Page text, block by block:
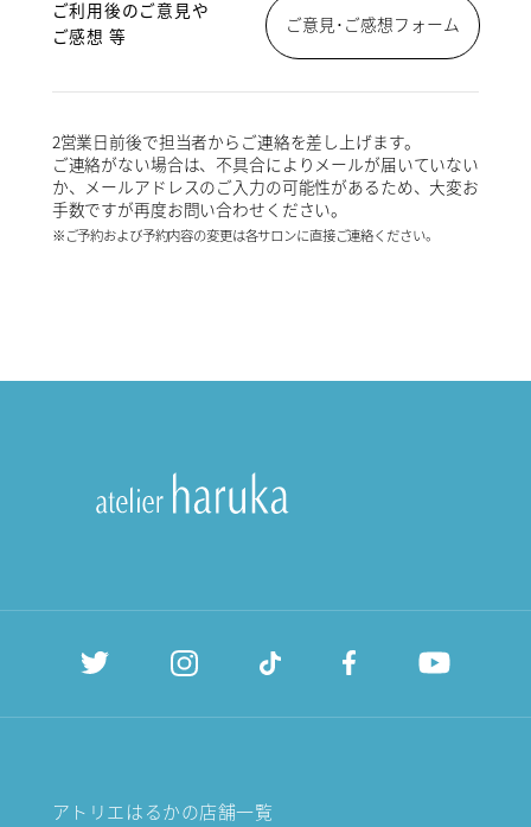
ご利用後のご意見や
ご感想 等
ご意見･ご感想フォーム
2営業日前後で担当者からご連絡を差し上げます。
ご連絡がない場合は、不具合によりメールが届いていない
か、メールアドレスのご入力の可能性があるため、大変お
手数ですが再度お問い合わせください。
※ご予約および予約内容の変更は各サロンに直接ご連絡ください。
アトリエはるかの店舗一覧